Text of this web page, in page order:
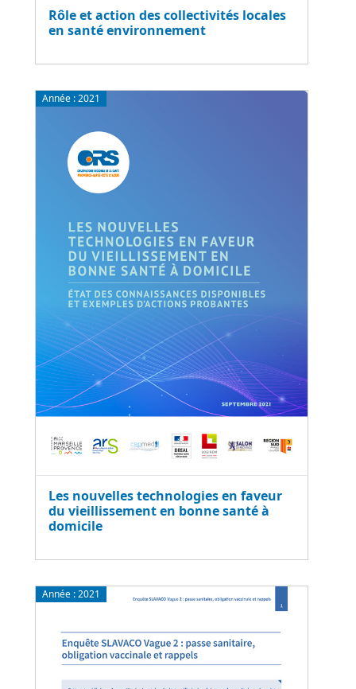
Rôle et action des collectivités locales
en santé environnement
Année :2021
Les nouvelles technologies en faveur
du vieillissement en bonne santé à
domicile
Année :2021